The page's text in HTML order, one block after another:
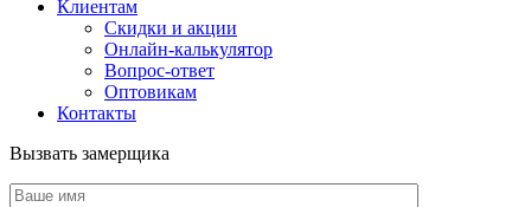
Клиентам
Скидки и акции
Онлайн-калькулятор
Вопрос-ответ
Оптовикам
Контакты
Вызвать замерщика